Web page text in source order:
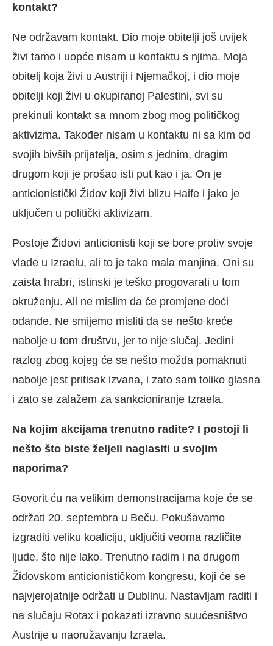
kontakt?
Ne održavam kontakt. Dio moje obitelji još uvijek
živi tamo i uopće nisam u kontaktu s njima. Moja
obitelj koja živi u Austriji i Njemačkoj, i dio moje
obitelji koji živi u okupiranoj Palestini, svi su
prekinuli kontakt sa mnom zbog mog političkog
aktivizma. Također nisam u kontaktu ni sa kim od
svojih bivših prijatelja, osim s jednim, dragim
drugom koji je prošao isti put kao i ja. On je
anticionistički Židov koji živi blizu Haife i jako je
uključen u politički aktivizam.
Postoje Židovi anticionisti koji se bore protiv svoje
vlade u Izraelu, ali to je tako mala manjina. Oni su
zaista hrabri, istinski je teško progovarati u tom
okruženju. Ali ne mislim da će promjene doći
odande. Ne smijemo misliti da se nešto kreće
nabolje u tom društvu, jer to nije slučaj. Jedini
razlog zbog kojeg će se nešto možda pomaknuti
nabolje jest pritisak izvana, i zato sam toliko glasna
i zato se zalažem za sankcioniranje Izraela.
Na kojim akcijama trenutno radite? I postoji li
nešto što biste željeli naglasiti u svojim
naporima?
Govorit ću na velikim demonstracijama koje će se
održati 20. septembra u Beču. Pokušavamo
izgraditi veliku koaliciju, uključiti veoma različite
ljude, što nije lako. Trenutno radim i na drugom
Židovskom anticionističkom kongresu, koji će se
najvjerojatnije održati u Dublinu. Nastavljam raditi i
na slučaju Rotax i pokazati izravno suučesništvo
Austrije u naoružavanju Izraela.